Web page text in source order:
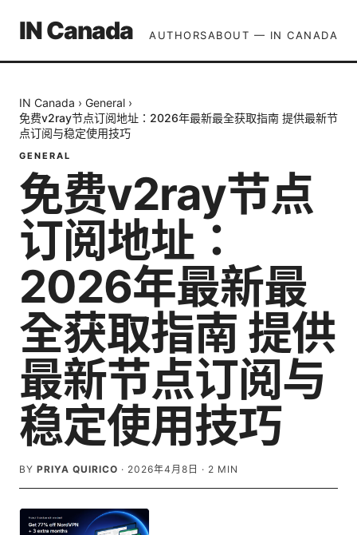
IN Canada AUTHORSABOUT — IN CANADA
IN Canada › General ›
免费v2ray节点订阅地址：2026年最新最全获取指南 提供最新节
点订阅与稳定使用技巧
GENERAL
免费v2ray节点
订阅地址：
2026年最新最
全获取指南 提供
最新节点订阅与
稳定使用技巧
BY PRIYA QUIRICO · 2026年4月8日 · 2 MIN